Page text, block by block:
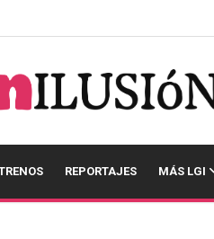
REPORTAJES MÁS LGI